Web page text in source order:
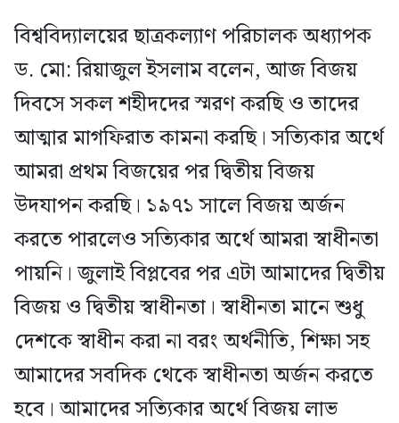
বিশ্ববিদ্যালয়ের ছাত্রকল্যাণ পরিচালক অধ্যাপক
ড. মো: রিয়াজুল ইসলাম বলেন, আজ বিজয়
দিবসে সকল শহীদদের স্মরণ করছি ও তাদের
আত্মার মাগফিরাত কামনা করছি। সত্যিকার অর্থে
আমরা প্রথম বিজয়ের পর দ্বিতীয় বিজয়
উদযাপন করছি। ১৯৭১ সালে বিজয় অর্জন
করতে পারলেও সত্যিকার অর্থে আমরা স্বাধীনতা
পায়নি। জুলাই বিপ্লবের পর এটা আমাদের দ্বিতীয়
বিজয় ও দ্বিতীয় স্বাধীনতা। স্বাধীনতা মানে শুধু
দেশকে স্বাধীন করা না বরং অর্থনীতি, শিক্ষা সহ
আমাদের সবদিক থেকে স্বাধীনতা অর্জন করতে
হবে। আমাদের সত্যিকার অর্থে বিজয় লাভ